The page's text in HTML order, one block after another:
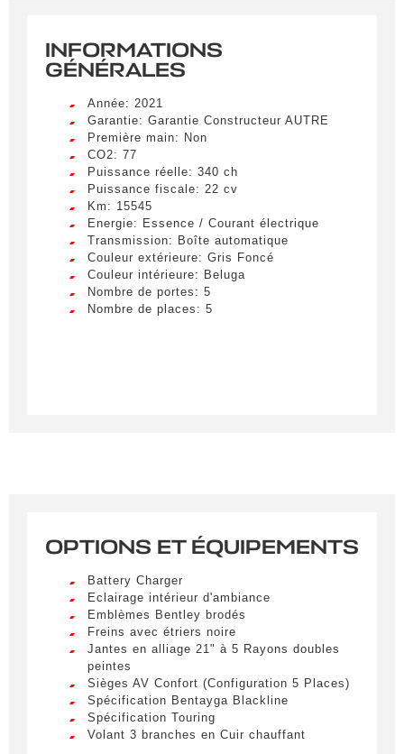
Créer une alerte
Remplissez le formulaire ci-dessous pour recevoir
une notification par e-mail dès qu’un véhicule
correspondant à vos critères sera disponible.
Civilité *
LIVRAISON PARTOUT EN
FRANCE
INFORMATIONS
GÉNÉRALES
Année: 2021
Garantie: Garantie Constructeur AUTRE
Première main: Non
CO2: 77
Puissance réelle: 340 ch
Puissance fiscale: 22 cv
Km: 15545
Energie: Essence / Courant électrique
Transmission: Boîte automatique
Couleur extérieure: Gris Foncé
Couleur intérieure: Beluga
Nombre de portes: 5
Nombre de places: 5
OPTIONS ET ÉQUIPEMENTS
Battery Charger
Eclairage intérieur d'ambiance
Emblèmes Bentley brodés
Freins avec étriers noire
Jantes en alliage 21" à 5 Rayons doubles
peintes
Sièges AV Confort (Configuration 5 Places)
Spécification Bentayga Blackline
Spécification Touring
Volant 3 branches en Cuir chauffant